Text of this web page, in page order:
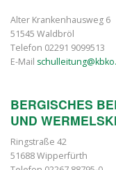
Alter Krankenhausweg 6
51545 Waldbröl
Telefon 02291 9099513
E-Mail
BERGISCHES
UND
Ringstraße 42
51688 Wipperfürth